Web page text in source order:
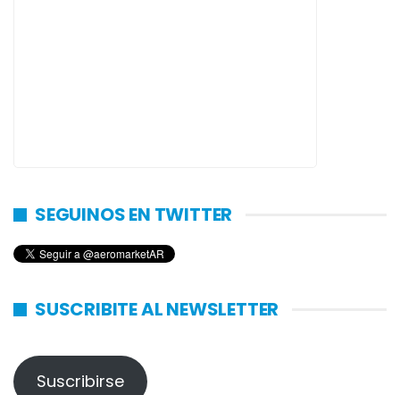
SEGUINOS EN TWITTER
SUSCRIBITE AL NEWSLETTER
Suscribirse